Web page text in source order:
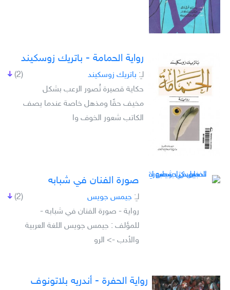
رواية الحمامة - باتريك زوسكيند
(2) لـِ: باتريك زوسكيند
حكاية قصيرة تُصور الرعب بشكل
مخيف حقًا ومذهل خاصة عندما يصف
الكاتب شعور الخوف وا
صورة الفنان في شبابه
(2) لـِ: جيمس جويس
رواية - صورة الفنان في شبابه -
للمؤلف : جيمس جويس اللغة العربية
والأدب -> الرو
رواية الحفرة - أندريه بلاتونوف